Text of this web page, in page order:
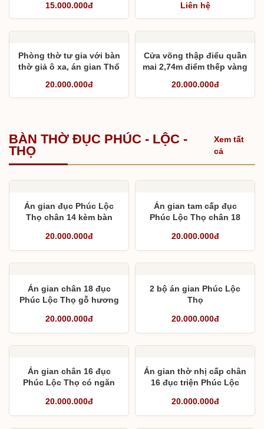
15.000.000đ
gian 6 hàng chân
Liên hệ
Phòng thờ tư gia với bàn
thờ giả ô xa, án gian Thổ
20.000.000đ
Cửa võng thập điểu quần
mai 2,74m điểm thếp vàng
20.000.000đ
BÀN THỜ ĐỤC PHÚC - LỘC -
THỌ
Xem tất
cả
Án gian đục Phúc Lộc
Thọ chân 14 kèm bàn
20.000.000đ
Án gian tam cấp đục
Phúc Lộc Thọ chân 18
20.000.000đ
Án gian chân 18 đục
Phúc Lộc Thọ gỗ hương
Vững
20.000.000đ
2 bộ án gian Phúc Lộc
Thọ
20.000.000đ
Án gian chân 16 đục
Phúc Lộc Thọ có ngăn
20.000.000đ
Án gian thờ nhị cấp chân
16 đục triện Phúc Lộc
đá
20.000.000đ